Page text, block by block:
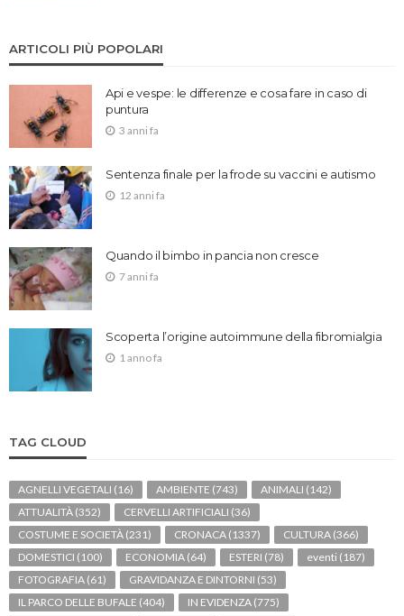
ARTICOLI PIÙ POPOLARI
Api e vespe: le differenze e cosa fare in caso di
puntura
3 anni fa
Sentenza finale per la frode su vaccini e autismo
12 anni fa
Quando il bimbo in pancia non cresce
7 anni fa
Scoperta l’origine autoimmune della fibromialgia
1 anno fa
TAG CLOUD
AGNELLI VEGETALI (16) AMBIENTE (743) ANIMALI (142)
ATTUALITÀ (352) CERVELLI ARTIFICIALI (36)
COSTUME E SOCIETÀ (231) CRONACA (1337) CULTURA (366)
DOMESTICI (100) ECONOMIA (64) ESTERI (78) eventi (187)
FOTOGRAFIA (61) GRAVIDANZA E DINTORNI (53)
IL PARCO DELLE BUFALE (404) IN EVIDENZA (775)